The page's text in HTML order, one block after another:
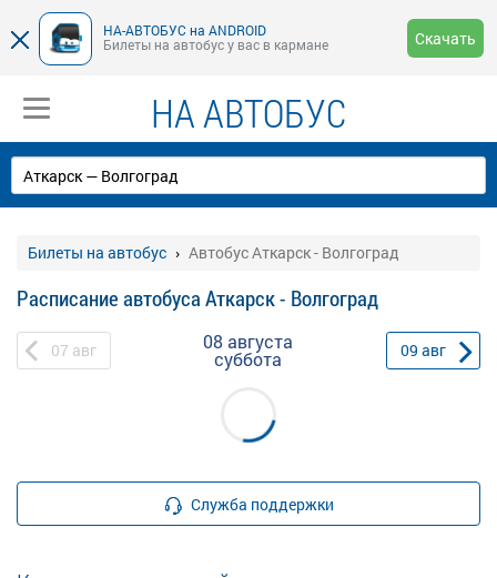
НА-АВТОБУС на ANDROID
Билеты на автобус у вас в кармане
Скачать
НА АВТОБУС
Билеты на автобус Автобус Аткарск - Волгоград
Расписание автобуса Аткарск - Волгоград
07 авг 08 августа
суббота 09 авг
Служба поддержки